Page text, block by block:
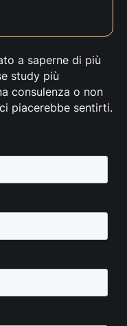
a saperne di più
study più
consulenza o non
piacerebbe sentirti.